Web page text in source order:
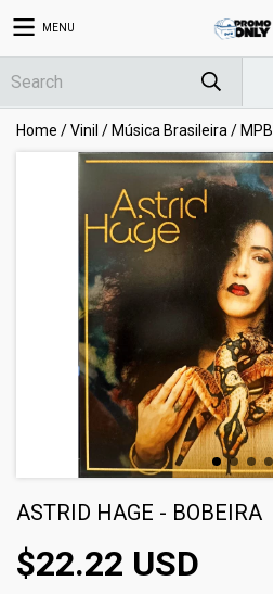
MENU
Home /Vinil / Música Brasileira / MPB
ASTRID HAGE - BOBEIRA
$22.22 USD